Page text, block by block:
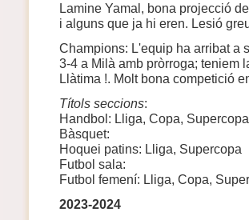
Lamine Yamal, bona projecció
i alguns que ja hi eren. Lesió
Champions: L'equip ha arribat a
3-4 a Milà amb pròrroga; teniem
Llàtima !. Molt bona competició
Títols seccions:
Handbol: Lliga, Copa, Supercopa
Bàsquet:
Hoquei patins: Lliga, Supercopa
Futbol sala:
Futbol femení: Lliga, Copa,
2023-2024